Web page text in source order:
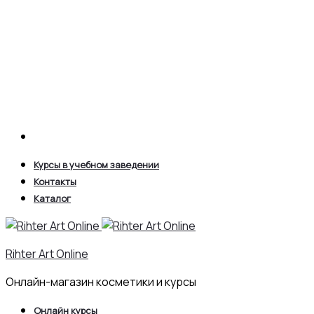
Курсы в учебном заведении
Контакты
Каталог
Rihter Art Online
Онлайн-магазин косметики и курсы
Онлайн курсы